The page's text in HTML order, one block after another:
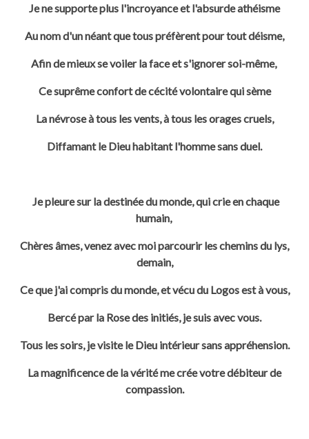
Je ne supporte plus l'incroyance et l'absurde athéisme
Au nom d'un néant que tous préfèrent pour tout déisme,
Afin de mieux se voiler la face et s'ignorer soi-même,
Ce suprême confort de cécité volontaire qui sème
La névrose à tous les vents, à tous les orages cruels,
Diffamant le Dieu habitant l'homme sans duel.
Je pleure sur la destinée du monde, qui crie en chaque
humain,
Chères âmes, venez avec moi parcourir les chemins du lys,
demain,
Ce que j'ai compris du monde, et vécu du Logos est à vous,
Bercé par la Rose des initiés, je suis avec vous.
Tous les soirs, je visite le Dieu intérieur sans appréhension.
La magnificence de la vérité me crée votre débiteur de
compassion.